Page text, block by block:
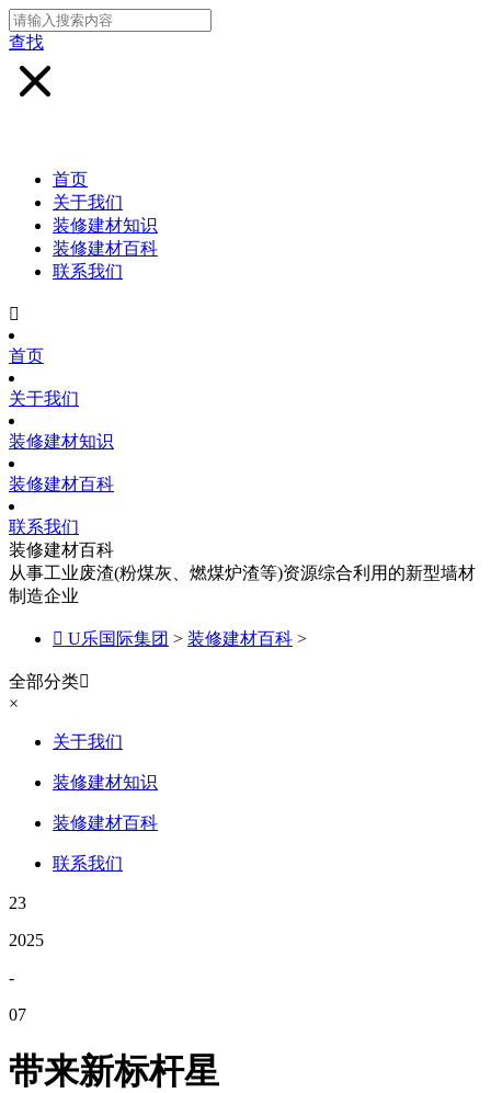
查找
首页
关于我们
装修建材知识
装修建材百科
联系我们

首页
关于我们
装修建材知识
装修建材百科
联系我们
装修建材百科
从事工业废渣(粉煤灰、燃煤炉渣等)资源综合利用的新型墙材
制造企业
 U乐国际集团 > 装修建材百科 >
全部分类
×
关于我们
装修建材知识
装修建材百科
联系我们
23
2025
-
07
带来新标杆星